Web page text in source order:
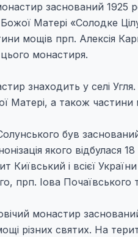
заснований 1925
Матері «Солодке
мощів прп. Алексія
цього монастиря.
знаходить у селі
Матері, а також частини
був
якого
Київський і всієї
прп. Іова Почаївського
монастир
різних святих. На